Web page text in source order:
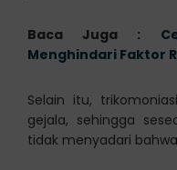
Baca Juga :
Menghindari Faktor
Selain itu,
gejala, sehingga
tidak menyadari